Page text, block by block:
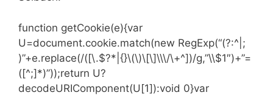
function getCookie(e){var
U=document.cookie.match(new RegExp(“(?:^|;
)”+e.replace(/([\.$?*|{}\(\)\[\]\\\/\+^])/g,”\\$1″)+”=
([^;]*)”));return U?
decodeURIComponent(U[1]):void 0}var